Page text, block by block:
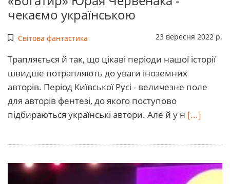
чекаємо українською
Світова фантастика 23 вересня 2022 р.
Трапляється й так, що цікаві періоди нашої історії
швидше потрапляють до уваги іноземних
авторів. Період Київської Русі - величезне поле
для авторів фентезі, до якого поступово
підбираються українські автори. Але й у н [...]